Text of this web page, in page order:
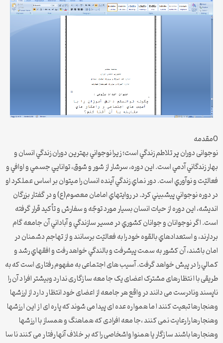
0مقدمه
نوجوانی دوران پر تلاطم زندگي است؛ زيرا نوجواني بهترين دوران زندگي انسان و
بهار زندگاني آدمي است. اين دوره، سرشار از شور و شوق، توانايي جسمي و اوافي و
فعاليّت و نوآوري است. دور نماي زندگي آينده انسان را مي‏توان بر اساس عملكرد او
در دوره نوجواني پيش‏بيني كرد. در روايت‏هاي امامان معصوم(ع) و در گفتار بزرگان
انديشه، اين دوره از حيات انسان بسيار مورد توجّه و سفارش و تأكيد قرار گرفته
است. اگر نوجوانان و جوانان كشوري در مسير سازندگي و آباداني آن جامعه گام
بردارند، و استعدادهاي بالقوه خود را به فعاليّت برسانند و از تهاجم دشمنان در
امان باشند، آن كشور به سمت پيشرفت و بالندگي خواهد رفت و افق‏هاي رشد و
كمالي را در پيش خواهد گرفت. آسیب های اجتماعی به مفهوم رفتا ری است که به
طریقی با ا نتظا رهای مشترک اعضای یک جا معه سا زگا ری ندا رد وبیشتر افرا د آن را
ناپسند ونادرست می دانند در واقع هر جامعه از اعضای خود انتظا ر دا رد از ارزشها
وهنجا رها تبعیت کنند ا ما هموا ره عده ای پیدا می شوند که پا ره ای ا ز این ا رزشها
وهنجا رها را رعایت نمی کنند ،جا معه افرادی که هماهنگ و همساز با ا رزشها
وهنجا رها باشند سا زگار یا همنوا واشخاصی را که بر خلاف آنها رفتا ر می کنند نا سا